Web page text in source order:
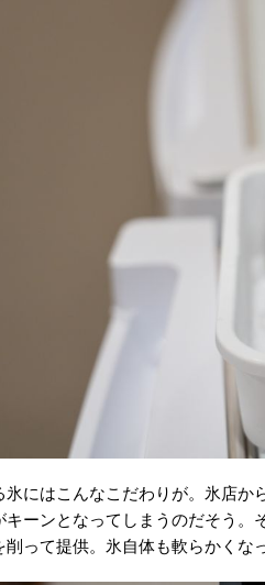
氷にはこんなこだわりが。氷店
キーンとなってしまうのだそう
って提供。氷自体も軟らかくな